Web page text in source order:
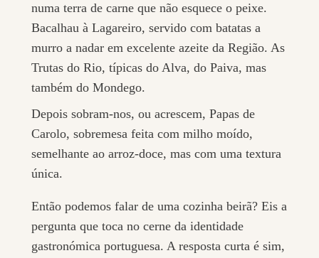
numa terra de carne que não esquece o peixe.
Bacalhau à Lagareiro, servido com batatas a
murro a nadar em excelente azeite da Região. As
Trutas do Rio, típicas do Alva, do Paiva, mas
também do Mondego.
Depois sobram-nos, ou acrescem, Papas de
Carolo, sobremesa feita com milho moído,
semelhante ao arroz-doce, mas com uma textura
única.
Então podemos falar de uma cozinha beirã? Eis a
pergunta que toca no cerne da identidade
gastronómica portuguesa. A resposta curta é sim,